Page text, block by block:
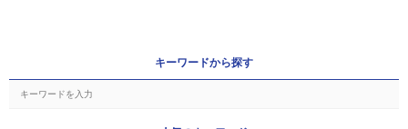
キーワードから探す